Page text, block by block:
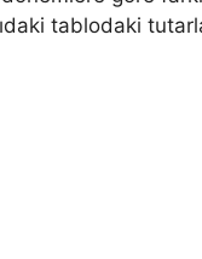
tablodaki